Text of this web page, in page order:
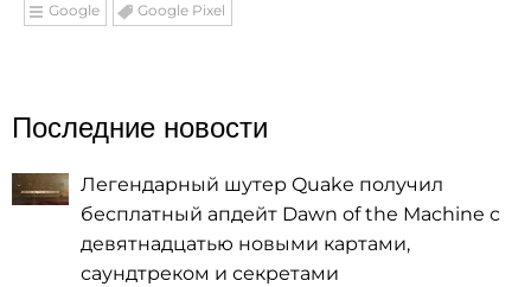
Google Google Pixel
Последние новости
Легендарный шутер Quake получил
бесплатный апдейт Dawn of the Machine с
девятнадцатью новыми картами,
саундтреком и секретами